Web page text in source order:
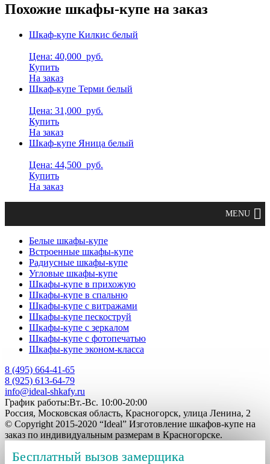
Похожие шкафы-купе на заказ
Шкаф-купе Килкис белый
Цена: 40,000 руб.
Купить
На заказ
Шкаф-купе Терми белый
Цена: 31,000 руб.
Купить
На заказ
Шкаф-купе Яница белый
Цена: 44,500 руб.
Купить
На заказ
Белые шкафы-купе
Встроенные шкафы-купе
Радиусные шкафы-купе
Угловые шкафы-купе
Шкафы-купе в прихожую
Шкафы-купе в спальню
Шкафы-купе с витражами
Шкафы-купе пескоструй
Шкафы-купе с зеркалом
Шкафы-купе с фотопечатью
Шкафы-купе эконом-класса
8 (495) 664-41-65
8 (925) 613-64-79
info@ideal-shkafy.ru
График работы:Вт.-Вс. 10:00-20:00
Россия, Московская область, Красногорск, улица Ленина, 2
© Copyright 2015-2020 “Ideal” Изготовление шкафов-купе на
заказ по индивидуальным размерам в Красногорске.
Бесплатный вызов замерщика